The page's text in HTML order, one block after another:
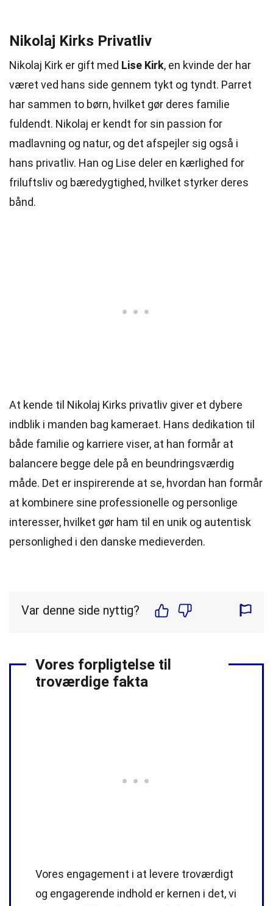
Nikolaj Kirks Privatliv
Nikolaj Kirk er gift med Lise Kirk, en kvinde der har
været ved hans side gennem tykt og tyndt. Parret
har sammen to børn, hvilket gør deres familie
fuldendt. Nikolaj er kendt for sin passion for
madlavning og natur, og det afspejler sig også i
hans privatliv. Han og Lise deler en kærlighed for
friluftsliv og bæredygtighed, hvilket styrker deres
bånd.
At kende til Nikolaj Kirks privatliv giver et dybere
indblik i manden bag kameraet. Hans dedikation til
både familie og karriere viser, at han formår at
balancere begge dele på en beundringsværdig
måde. Det er inspirerende at se, hvordan han formår
at kombinere sine professionelle og personlige
interesser, hvilket gør ham til en unik og autentisk
personlighed i den danske medieverden.
Var denne side nyttig?
Vores forpligtelse til
troværdige fakta
Vores engagement i at levere troværdigt
og engagerende indhold er kernen i det, vi